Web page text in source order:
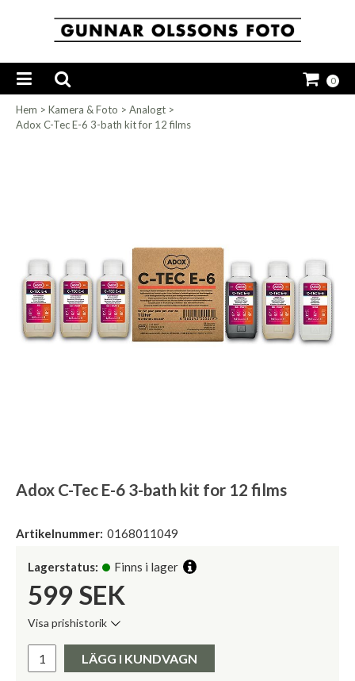
0
Hem > Kamera & Foto > Analogt >
Adox C-Tec E-6 3-bath kit for 12 films
Adox C-Tec E-6 3-bath kit for 12 films
Artikelnummer: 0168011049
Lagerstatus: Finns i lager
599 SEK
Visa prishistorik
Pris:
LÄGG I KUNDVAGN